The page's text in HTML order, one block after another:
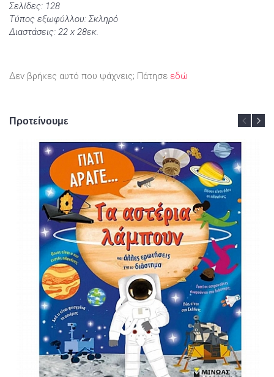
Σελίδες: 128
Τύπος εξωφύλλου: Σκληρό
Διαστάσεις: 22 x 28εκ.
Δεν βρήκες αυτό που ψάχνεις; Πάτησε εδώ
Προτείνουμε